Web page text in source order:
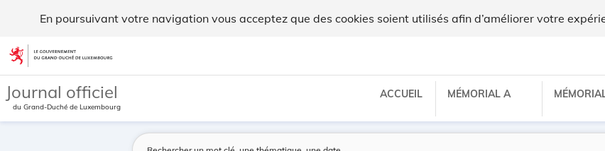
En poursuivant votre navigation vous acceptez que des cookies soient utilisés afin d’améliorer votre
Aller au contenu
Journal officiel
du Grand-Duché de Luxembourg
ACCUEIL MÉMORIAL A